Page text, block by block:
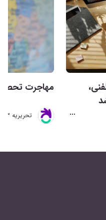
مهاجرت
تحريريه 3گام